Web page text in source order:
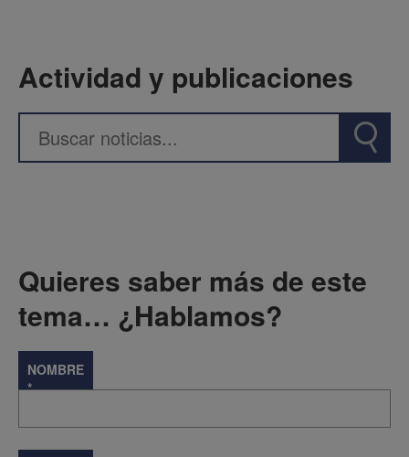
Actividad y publicaciones
Quieres saber más de este
tema… ¿Hablamos?
NOMBRE
*